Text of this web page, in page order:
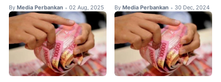
By Media Perbankan • 02 Aug, 2025 By Media Perbankan • 30 Dec, 2024